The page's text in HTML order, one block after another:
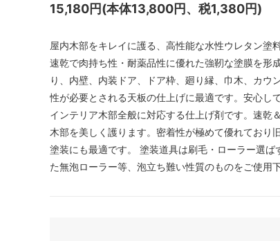
15,180円(本体13,800円、税1,380円)
屋内木部をキレイに護る、高性能な水性ウレタン塗
速乾で肉持ち性・耐薬品性に優れた強靭な塗膜を形
り、内壁、内装ドア、ドア枠、廻り縁、巾木、カ
性が必要とされる天板の仕上げに最適です。安心し
インテリア木部全般に対応する仕上げ剤です。速乾
木部を美しく護ります。密着性が極めて優れており
塗装にも最適です。 塗装道具は刷毛・ローラー選
た無泡ローラー等、泡立ち難い性質のものをご使用下